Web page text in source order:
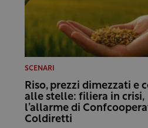
SCENARI
Riso, prezzi dimezzati e
alle stelle: filiera in crisi,
l’allarme di
Coldiretti